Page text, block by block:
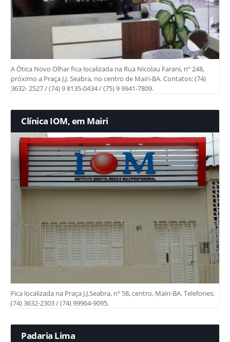
A Ótica Novo Olhar fica localizada na Rua Nicolau Farani, nº 248,
próximo a Praça J.J. Seabra, no centro de Mairi-BA. Contatos: (74)
3632- 2527 / (74) 9 8135-0434 / (75) 9 9941-7809.
Clínica IOM, em Mairi
Fica localizada na Praça J.J.Seabra, nº 58, centro, Mairi-BA. Telefones:
(74) 3632-2303 / (74) 99964-9095.
Padaria Lima